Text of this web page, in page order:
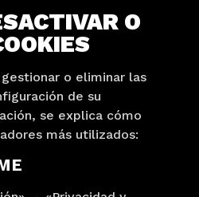
O
o eliminar las
de su
se explica cómo
más utilizados: